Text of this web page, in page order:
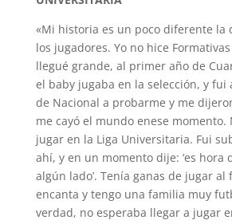
«Mi historia es un poco diferente la
los jugadores. Yo no hice
llegué grande, al primer año de
el baby jugaba en la selección, y fui
de Nacional a probarme y me
me cayó el mundo enese momento.
jugar en la Liga Universitaria. Fui
ahí, y en un momento dije: ‘es hora
algún lado’. Tenía ganas de jugar al
encanta y tengo una familia muy
verdad, no esperaba llegar a jugar